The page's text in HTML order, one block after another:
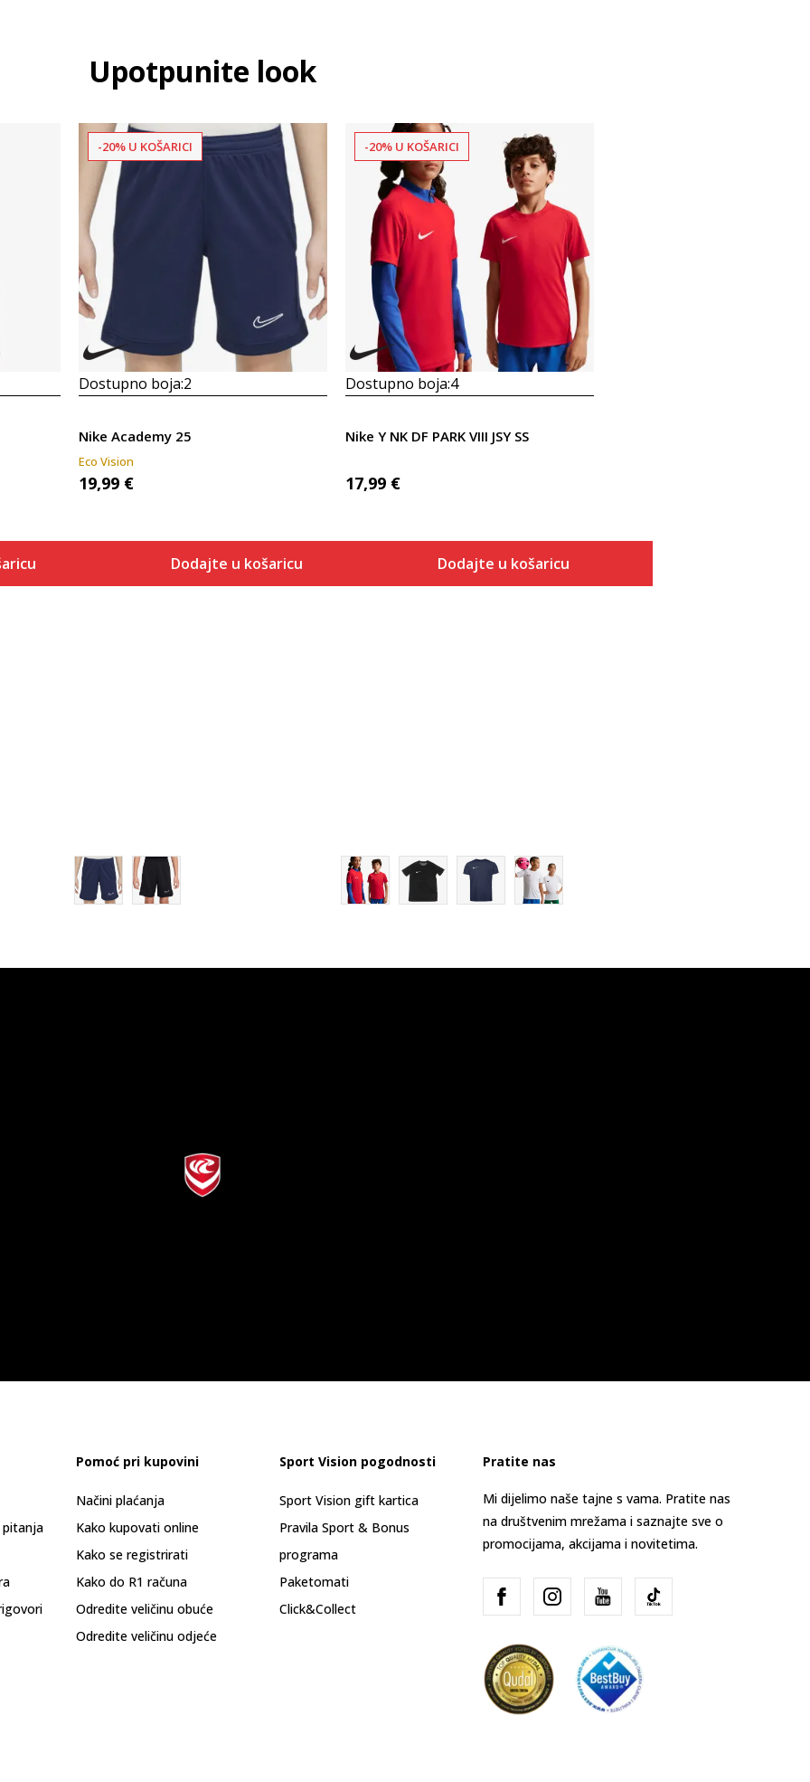
Upotpunite look
-20% U KOŠARICI
Dostupno boja:2
Nike Academy 25
Eco Vision
19,99 €
Dodajte u košaricu
-20% U KOŠARICI
Dostupno boja:4
Nike Y NK DF PARK VIII JSY SS
17,99 €
Dodajte u košaricu
pitanja
Pomoć pri kupovini
Načini plaćanja
Kako kupovati online
Kako se registrirati
Kako do R1 računa
Odredite veličinu obuće
Odredite veličinu odjeće
Sport Vision pogodnosti
Sport Vision gift kartica
Pravila Sport & Bonus
programa
Paketomati
Click&Collect
Pratite nas
Mi dijelimo naše tajne s vama. Pratite nas
na društvenim mrežama i saznajte sve o
promocijama, akcijama i novitetima.